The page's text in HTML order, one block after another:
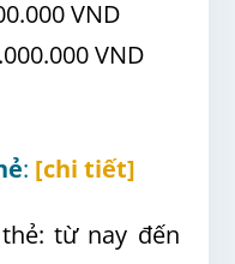
VND
VND
: [chi tiết]
từ nay đến